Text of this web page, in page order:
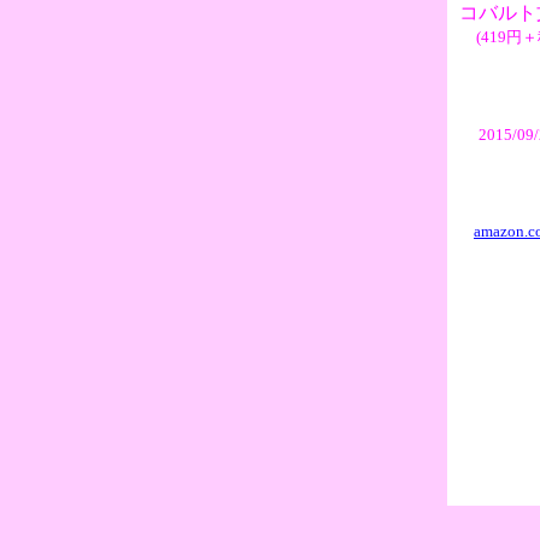
コバル
(419円
2015/